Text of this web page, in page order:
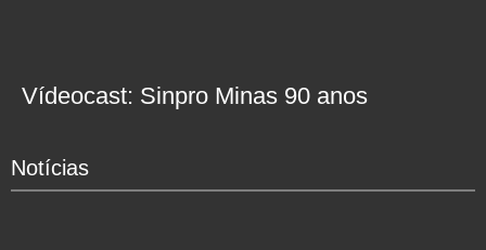
Vídeocast: Sinpro Minas 90 anos
Notícias